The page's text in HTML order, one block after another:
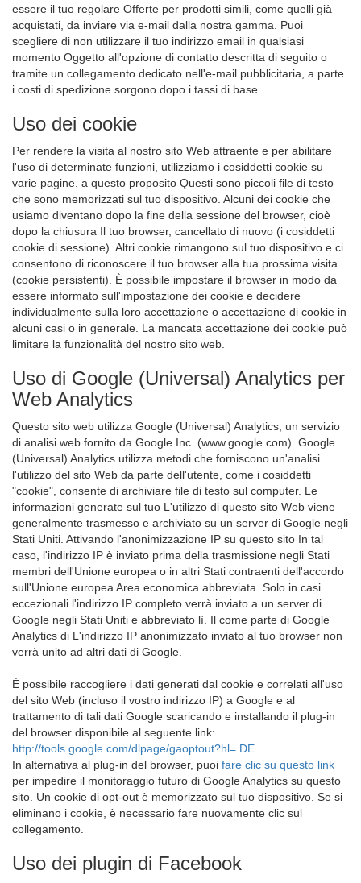
essere il tuo regolare Offerte per prodotti simili, come quelli già
acquistati, da inviare via e-mail dalla nostra gamma. Puoi
scegliere di non utilizzare il tuo indirizzo email in qualsiasi
momento Oggetto all'opzione di contatto descritta di seguito o
tramite un collegamento dedicato nell'e-mail pubblicitaria, a parte
i costi di spedizione sorgono dopo i tassi di base.
Uso dei cookie
Per rendere la visita al nostro sito Web attraente e per abilitare
l'uso di determinate funzioni, utilizziamo i cosiddetti cookie su
varie pagine. a questo proposito Questi sono piccoli file di testo
che sono memorizzati sul tuo dispositivo. Alcuni dei cookie che
usiamo diventano dopo la fine della sessione del browser, cioè
dopo la chiusura Il tuo browser, cancellato di nuovo (i cosiddetti
cookie di sessione). Altri cookie rimangono sul tuo dispositivo e ci
consentono di riconoscere il tuo browser alla tua prossima visita
(cookie persistenti). È possibile impostare il browser in modo da
essere informato sull'impostazione dei cookie e decidere
individualmente sulla loro accettazione o accettazione di cookie in
alcuni casi o in generale. La mancata accettazione dei cookie può
limitare la funzionalità del nostro sito web.
Uso di Google (Universal) Analytics per
Web Analytics
Questo sito web utilizza Google (Universal) Analytics, un servizio
di analisi web fornito da Google Inc. (www.google.com). Google
(Universal) Analytics utilizza metodi che forniscono un'analisi
l'utilizzo del sito Web da parte dell'utente, come i cosiddetti
"cookie", consente di archiviare file di testo sul computer. Le
informazioni generate sul tuo L'utilizzo di questo sito Web viene
generalmente trasmesso e archiviato su un server di Google negli
Stati Uniti. Attivando l'anonimizzazione IP su questo sito In tal
caso, l'indirizzo IP è inviato prima della trasmissione negli Stati
membri dell'Unione europea o in altri Stati contraenti dell'accordo
sull'Unione europea Area economica abbreviata. Solo in casi
eccezionali l'indirizzo IP completo verrà inviato a un server di
Google negli Stati Uniti e abbreviato lì. Il come parte di Google
Analytics di L'indirizzo IP anonimizzato inviato al tuo browser non
verrà unito ad altri dati di Google.
È possibile raccogliere i dati generati dal cookie e correlati all'uso
del sito Web (incluso il vostro indirizzo IP) a Google e al
trattamento di tali dati Google scaricando e installando il plug-in
del browser disponibile al seguente link:
http://tools.google.com/dlpage/gaoptout?hl= DE
In alternativa al plug-in del browser, puoi fare clic su questo link
per impedire il monitoraggio futuro di Google Analytics su questo
sito. Un cookie di opt-out è memorizzato sul tuo dispositivo. Se si
eliminano i cookie, è necessario fare nuovamente clic sul
collegamento.
Uso dei plugin di Facebook